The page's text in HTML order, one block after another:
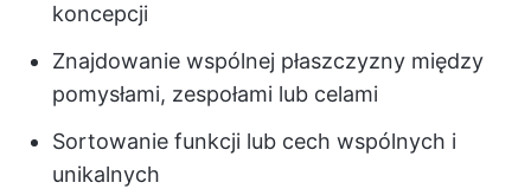
koncepcji
Znajdowanie wspólnej płaszczyzny między
pomysłami, zespołami lub celami
Sortowanie funkcji lub cech wspólnych i
unikalnych